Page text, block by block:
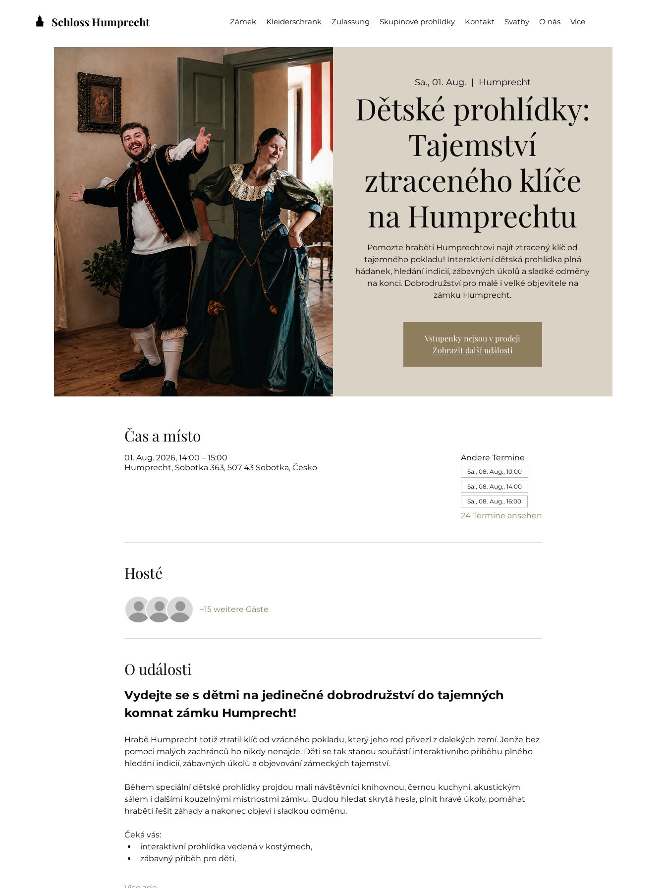
Schloss Humprecht Zámek Kleiderschrank Zulassung Skupinové prohlídky Kontakt Svatby O nás Více
Sa., 01. Aug.
  |
Humprecht
Dětské prohlídky:
Tajemství
ztraceného klíče
na Humprechtu
Pomozte hraběti Humprechtovi najít ztracený klíč od
tajemného pokladu! Interaktivní dětská prohlídka plná
hádanek, hledání indicií, zábavných úkolů a sladké odměny
na konci. Dobrodružství pro malé i velké objevitele na
zámku Humprecht.
Vstupenky nejsou v prodeji
Zobrazit další události
Čas a místo
01. Aug. 2026, 14:00 – 15:00
Humprecht, Sobotka 363, 507 43 Sobotka, Česko
Andere Termine
Sa., 08. Aug., 10:00
Sa., 08. Aug., 14:00
Sa., 08. Aug., 16:00
24 Termine ansehen
Hosté
+15 weitere Gäste
O události
Vydejte se s dětmi na jedinečné dobrodružství do tajemných
komnat zámku Humprecht!
Hrabě Humprecht totiž ztratil klíč od vzácného pokladu, který jeho rod přivezl z dalekých zemí. Jenže bez
pomoci malých zachránců ho nikdy nenajde. Děti se tak stanou součástí interaktivního příběhu plného
hledání indicií, zábavných úkolů a objevování zámeckých tajemství.
Během speciální dětské prohlídky projdou malí návštěvníci knihovnou, černou kuchyní, akustickým
sálem i dalšími kouzelnými místnostmi zámku. Budou hledat skrytá hesla, plnit hravé úkoly, pomáhat
hraběti řešit záhady a nakonec objeví i sladkou odměnu.
Čeká vás:
interaktivní prohlídka vedená v kostýmech,
zábavný příběh pro děti,